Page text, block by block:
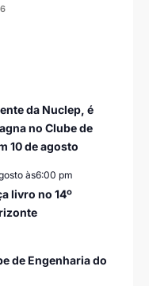
da Nuclep, é
no Clube de
10 de agosto
às6:00 pm
livro no 14º
de Engenharia do